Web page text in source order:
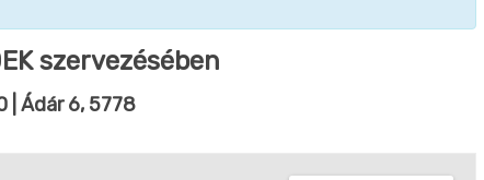
szervezésében
| Ádár 6, 5778